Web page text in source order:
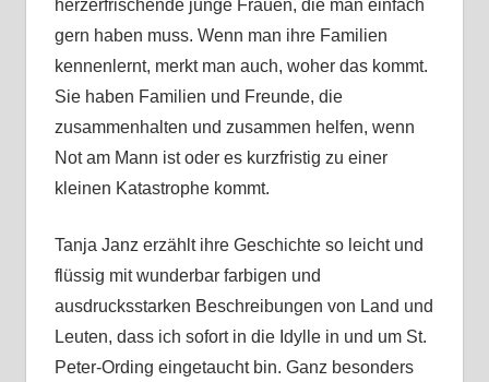
herzerfrischende junge Frauen, die man einfach
gern haben muss. Wenn man ihre Familien
kennenlernt, merkt man auch, woher das kommt.
Sie haben Familien und Freunde, die
zusammenhalten und zusammen helfen, wenn
Not am Mann ist oder es kurzfristig zu einer
kleinen Katastrophe kommt.
Tanja Janz erzählt ihre Geschichte so leicht und
flüssig mit wunderbar farbigen und
ausdrucksstarken Beschreibungen von Land und
Leuten, dass ich sofort in die Idylle in und um St.
Peter-Ording eingetaucht bin. Ganz besonders